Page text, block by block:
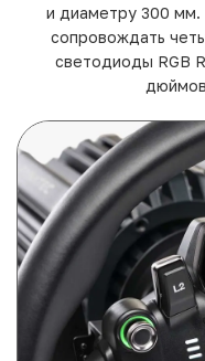
и диаметру 300 мм.
сопровождать
светодиоды RGB